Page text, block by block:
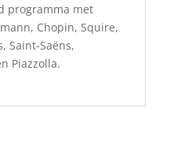
programma met
Chopin, Squire,
Saint-Saëns,
Piazzolla.